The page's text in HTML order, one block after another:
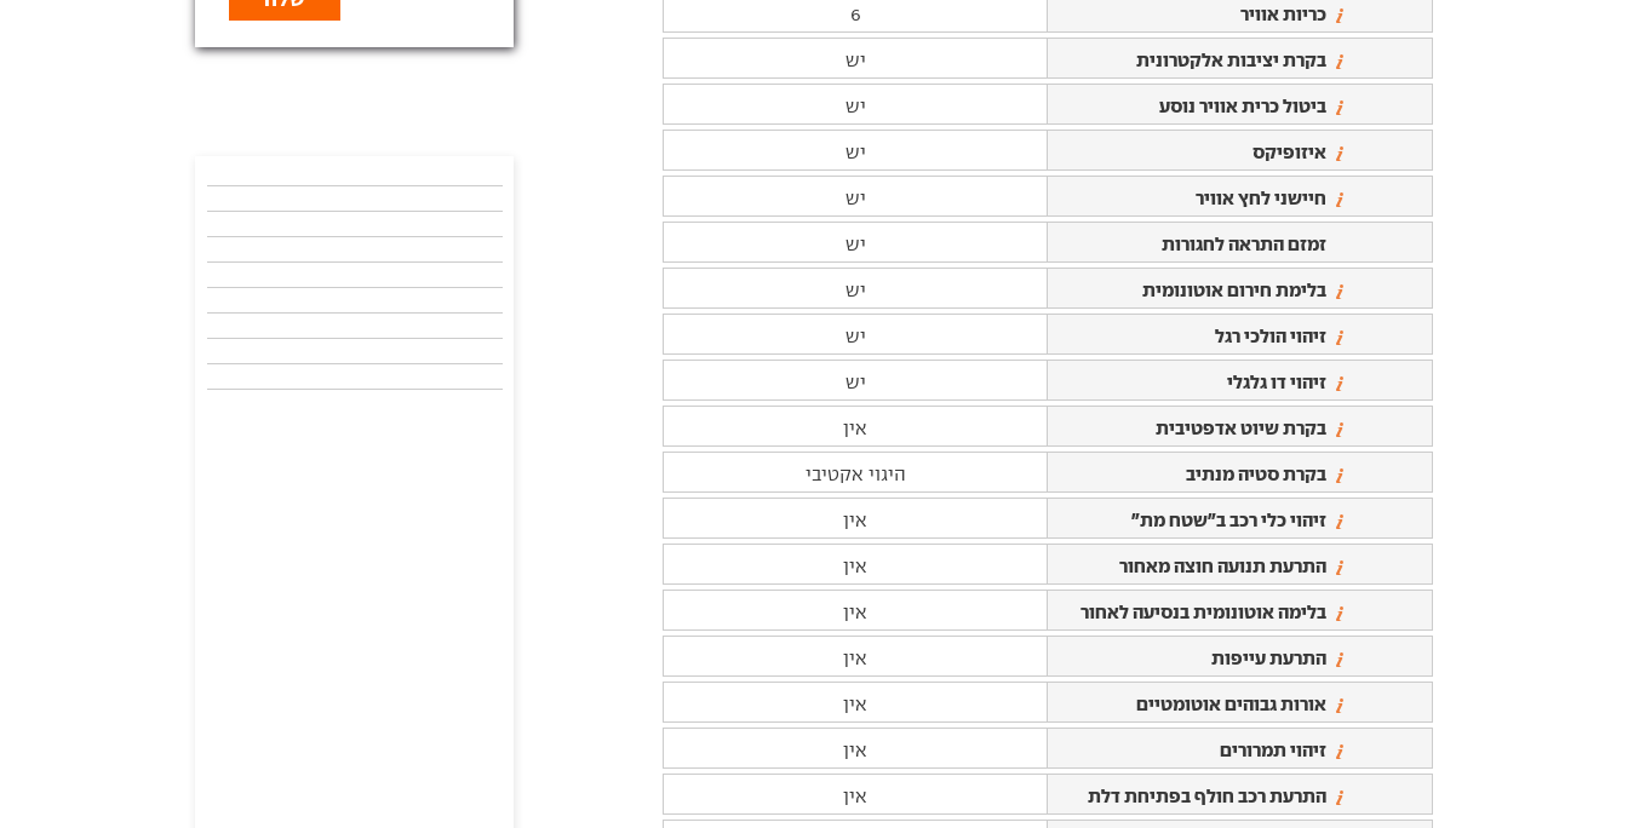
כריות אוויר 6
בקרת יציבות אלקטרונית יש
ביטול כרית אוויר נוסע יש
איזופיקס יש
חיישני לחץ אוויר יש
זמזם התראה לחגורות יש
בלימת חירום אוטונומית יש
זיהוי הולכי רגל יש
זיהוי דו גלגלי יש
בקרת שיוט אדפטיבית אין
בקרת סטיה מנתיב היגוי אקטיבי
זיהוי כלי רכב ב"שטח מת" אין
התרעת תנועה חוצה מאחור אין
בלימה אוטונומית בנסיעה לאחור אין
התרעת עייפות אין
אורות גבוהים אוטומטיים אין
זיהוי תמרורים אין
התרעת רכב חולף בפתיחת דלת אין